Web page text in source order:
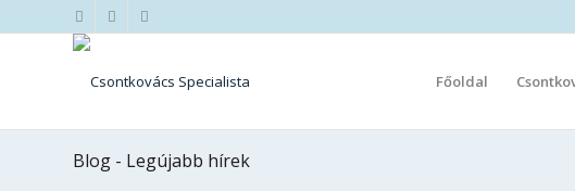
Főoldal
Blog - Legújabb hírek